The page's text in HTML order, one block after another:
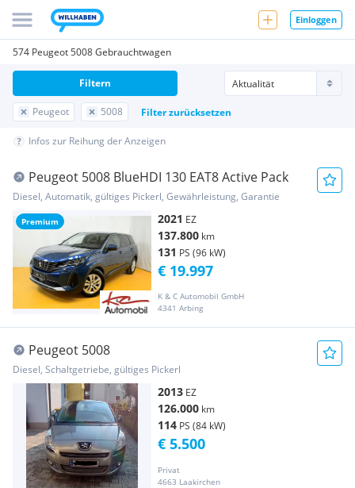
Einloggen
574 Peugeot 5008 Gebrauchtwagen
Peugeot 5008 Filter zurücksetzen
Filtern
Infos zur Reihung der Anzeigen
Premium
Peugeot 5008 BlueHDI 130 EAT8 Active Pack
Diesel, Automatik, gültiges Pickerl, Gewährleistung, Garantie
2021 EZ
137.800 km
131 PS (96 kW)
K & C Automobil GmbH
4341 Arbing
€ 19.997
Peugeot 5008
Diesel, Schaltgetriebe, gültiges Pickerl
2013 EZ
126.000 km
114 PS (84 kW)
Privat
4663 Laakirchen
€ 5.500